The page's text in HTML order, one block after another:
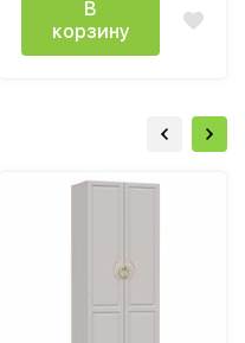
В
корзину